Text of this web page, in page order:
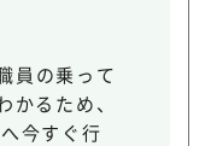
員の乗って
かるため、
今すぐ行